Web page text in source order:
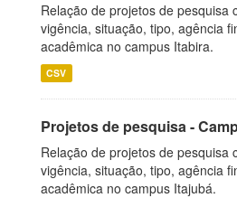
Relação de projetos de pesquisa
vigência, situação, tipo, agência
acadêmica no campus Itabira.
CSV
Projetos de pesquisa -
Relação de projetos de pesquisa
vigência, situação, tipo, agência
acadêmica no campus Itajubá.